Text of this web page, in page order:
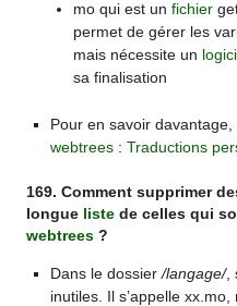
mo qui est unfichier
permet de gérer les
mais nécessite un
sa finalisation
Pour en savoir
webtrees: Traductions
169. Comment supprimer
longue liste de celles qui
webtrees ?
Dans le dossier /langage/,
inutiles. Il s’appelle